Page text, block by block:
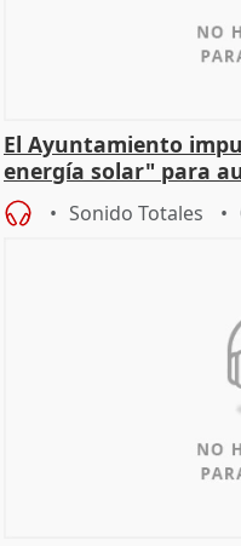
El Ayuntamiento
energía solar" para
Sonido Totales